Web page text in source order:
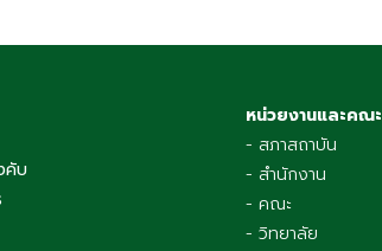
คับ
หน่วยงานและคณะ
- สภาสถาบัน
- สำนักงาน
- คณะ
- วิทยาลัย